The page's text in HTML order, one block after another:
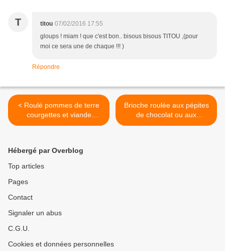
T titou 07/02/2016 17:55
gloups ! miam ! que c'est bon.. bisous bisous TITOU ,(pour
moi ce sera une de chaque !!! )
Répondre
< Roulé pommes de terre
courgettes et viande
hachée
Brioche roulée aux pépites
de chocolat ou aux
pommes (thermomix ou
Hébergé par Overblog
Top articles
Pages
Contact
Signaler un abus
C.G.U.
Cookies et données personnelles